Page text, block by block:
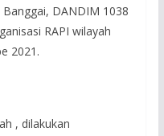
Banggai, DANDIM 1038
RAPI wilayah
2021.
, dilakukan